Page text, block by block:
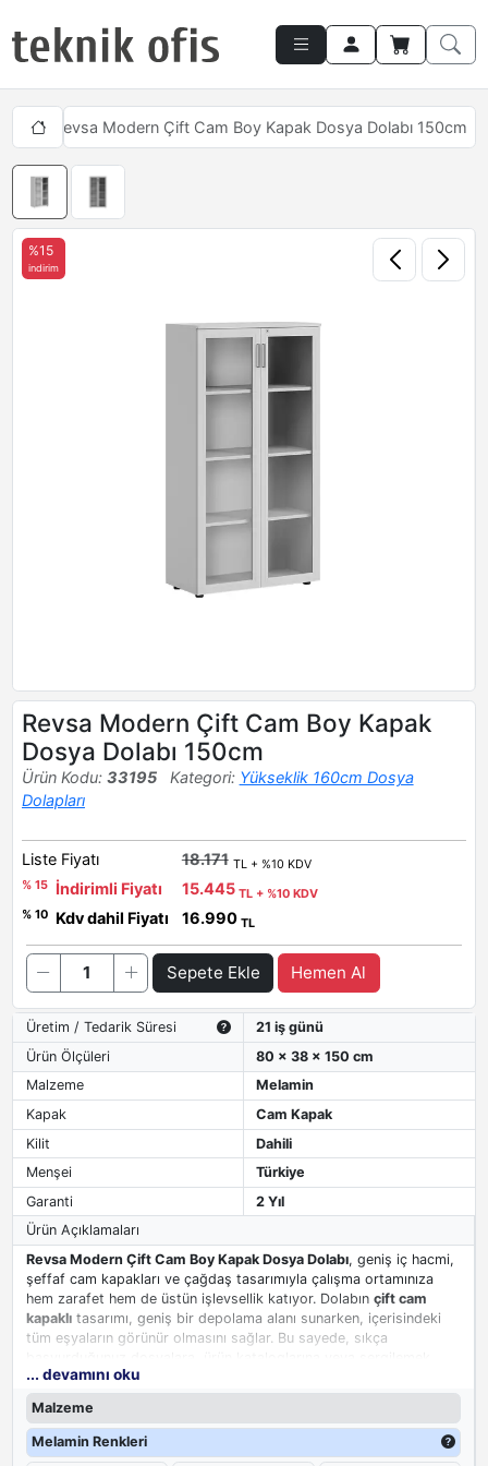
Revsa Modern Çift Cam Boy Kapak Dosya Dolabı 150cm
%15
indirim
Revsa Modern Çift Cam Boy Kapak
Dosya Dolabı 150cm
Ürün Kodu: 33195 Kategori: Yükseklik 160cm Dosya
Dolapları
Liste Fiyatı 18.171 TL + %10 KDV
% 15
İndirimli Fiyatı 15.445 TL + %10 KDV
% 10
Kdv dahil Fiyatı 16.990 TL
Sepete Ekle Hemen Al
Üretim / Tedarik Süresi
21 iş günü
Ürün Ölçüleri
80 x 38 x 150 cm
Malzeme
Melamin
Kapak
Cam Kapak
Kilit
Dahili
Menşei
Türkiye
Garanti
2 Yıl
Ürün Açıklamaları
Revsa Modern Çift Cam Boy Kapak Dosya Dolabı, geniş iç hacmi,
şeffaf cam kapakları ve çağdaş tasarımıyla çalışma ortamınıza
hem zarafet hem de üstün işlevsellik katıyor. Dolabın çift cam
kapaklıtasarımı, geniş bir depolama alanı sunarken, içerisindeki
tüm eşyaların görünür olmasını sağlar. Bu sayede, sıkça
istediğiniz ödüllere anında ulaşabilirsiniz.
... devamını oku
Malzeme
Melamin Renkleri